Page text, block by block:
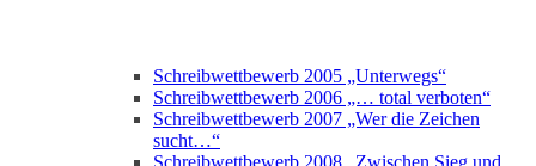
Schreibwettbewerb 2005 „Unterwegs“
Schreibwettbewerb 2006 „… total verboten“
Schreibwettbewerb 2007 „Wer die Zeichen
sucht…“